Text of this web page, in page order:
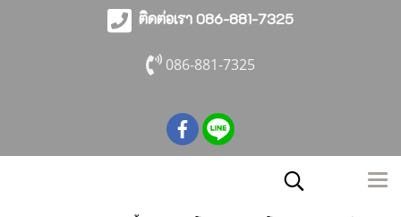
ติดต่อเรา 086-881-7325
086-881-7325